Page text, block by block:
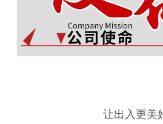
让出入更美